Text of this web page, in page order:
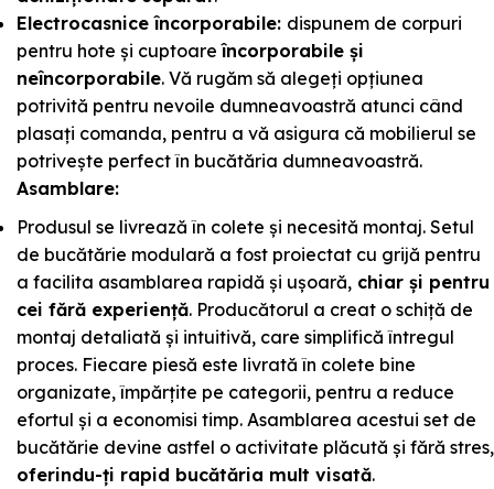
Electrocasnice încorporabile: dispunem de corpuri
pentru hote și cuptoareîncorporabile și
neîncorporabile. Vă rugăm să alegeți opțiunea
potrivită pentru nevoile dumneavoastră atunci când
plasați comanda, pentru a vă asigura că mobilierul se
potrivește perfect în bucătăria dumneavoastră.
Asamblare:
Produsul se livrează în colete și necesită montaj. Setul
de bucătărie modulară a fost proiectat cu grijă pentru
a facilita asamblarea rapidă și ușoară, chiar și pentru
cei fără experiență. Producătorul a creat o schiță de
montaj detaliată și intuitivă, care simplifică întregul
proces. Fiecare piesă este livrată în colete bine
organizate, împărțite pe categorii, pentru a reduce
efortul și a economisi timp. Asamblarea acestui set de
bucătărie devine astfel o activitate plăcută și fără stres,
oferindu-ți rapid bucătăria mult visată.